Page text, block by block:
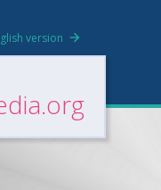
version